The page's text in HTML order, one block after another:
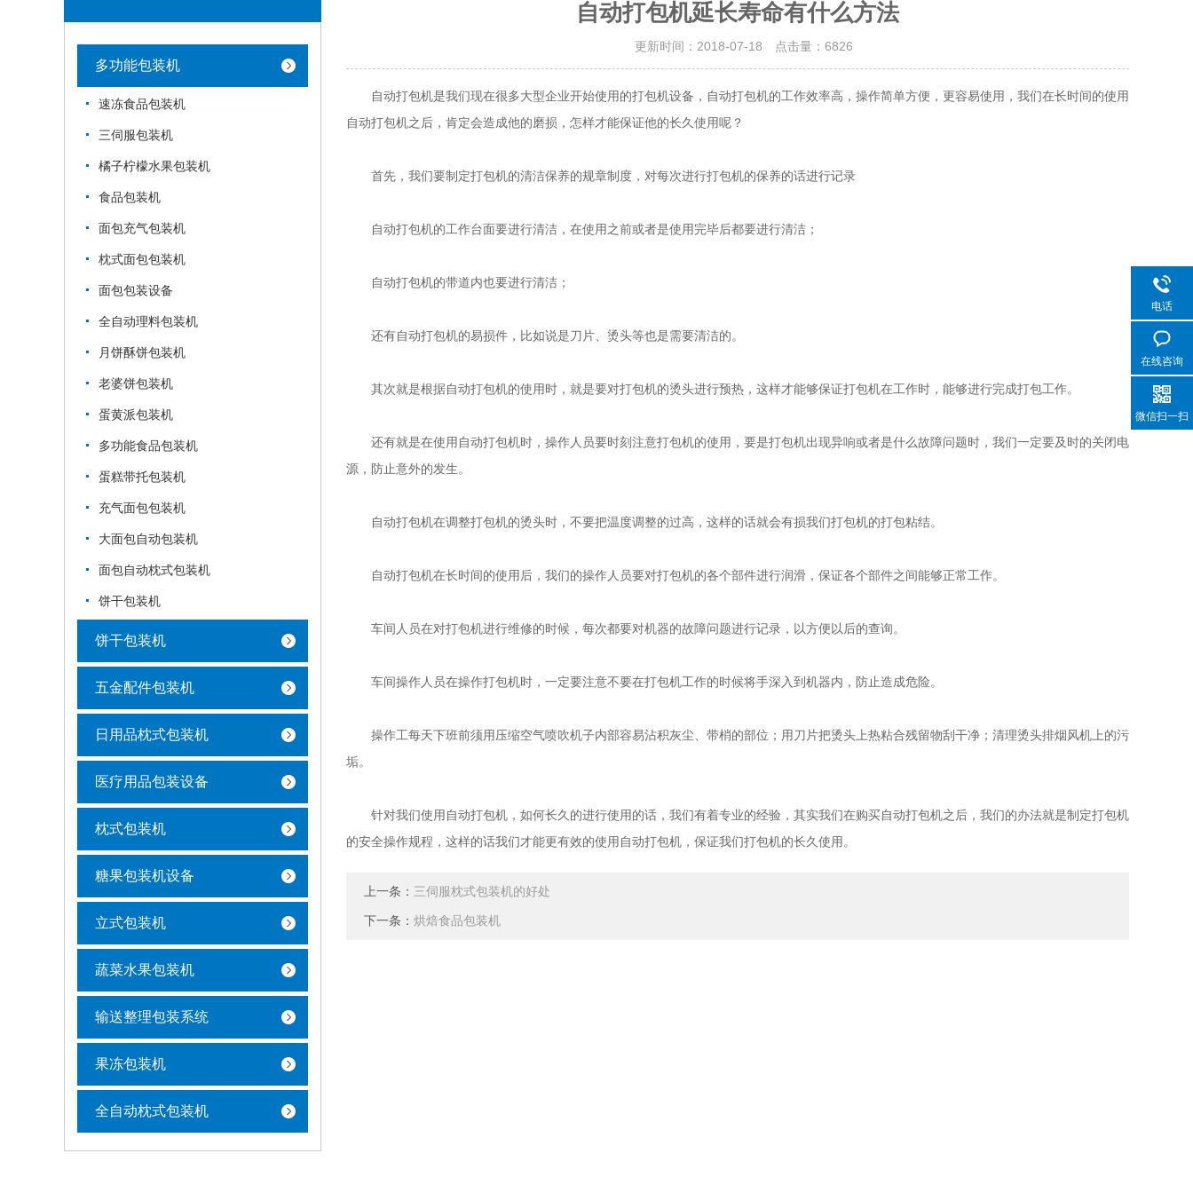
多功能包装机
速冻食品包装机
三伺服包装机
橘子柠檬水果包装机
食品包装机
面包充气包装机
枕式面包包装机
面包包装设备
全自动理料包装机
月饼酥饼包装机
老婆饼包装机
蛋黄派包装机
多功能食品包装机
蛋糕带托包装机
充气面包包装机
大面包自动包装机
面包自动枕式包装机
饼干包装机
饼干包装机
五金配件包装机
日用品枕式包装机
医疗用品包装设备
枕式包装机
糖果包装机设备
立式包装机
蔬菜水果包装机
输送整理包装系统
果冻包装机
全自动枕式包装机
自动打包机延长寿命有什么方法
更新时间：2018-07-18 点击量： 6826
自动打包机是我们现在很多大型企业开始使用的打包机设备，自动打包机的工作效率高，操作简单方便，更容易使用，我们在长时间的使用
自动打包机之后，肯定会造成他的磨损，怎样才能保证他的长久使用呢？
首先，我们要制定打包机的清洁保养的规章制度，对每次进行打包机的保养的话进行记录
自动打包机的工作台面要进行清洁，在使用之前或者是使用完毕后都要进行清洁；
自动打包机的带道内也要进行清洁；
还有自动打包机的易损件，比如说是刀片、烫头等也是需要清洁的。
其次就是根据自动打包机的使用时，就是要对打包机的烫头进行预热，这样才能够保证打包机在工作时，能够进行完成打包工作。
还有就是在使用自动打包机时，操作人员要时刻注意打包机的使用，要是打包机出现异响或者是什么故障问题时，我们一定要及时的关闭电
源，防止意外的发生。
自动打包机在调整打包机的烫头时，不要把温度调整的过高，这样的话就会有损我们打包机的打包粘结。
自动打包机在长时间的使用后，我们的操作人员要对打包机的各个部件进行润滑，保证各个部件之间能够正常工作。
车间人员在对打包机进行维修的时候，每次都要对机器的故障问题进行记录，以方便以后的查询。
车间操作人员在操作打包机时，一定要注意不要在打包机工作的时候将手深入到机器内，防止造成危险。
操作工每天下班前须用压缩空气喷吹机子内部容易沾积灰尘、带梢的部位；用刀片把烫头上热粘合残留物刮干净；清理烫头排烟风机上的污
垢。
针对我们使用自动打包机，如何长久的进行使用的话，我们有着专业的经验，其实我们在购买自动打包机之后，我们的办法就是制定打包机
的安全操作规程，这样的话我们才能更有效的使用自动打包机，保证我们打包机的长久使用。
上一条： 三伺服枕式包装机的好处
下一条： 烘焙食品包装机
电话
在线咨询
微信扫一扫